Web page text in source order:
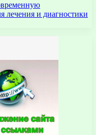
лечения и диагностики